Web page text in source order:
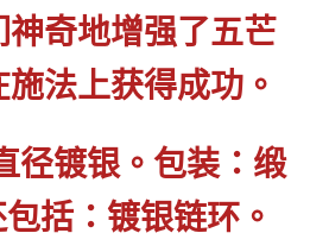
神奇地增强了五芒
法上获得成功。
径镀银。包装：缎
括：镀银链环。